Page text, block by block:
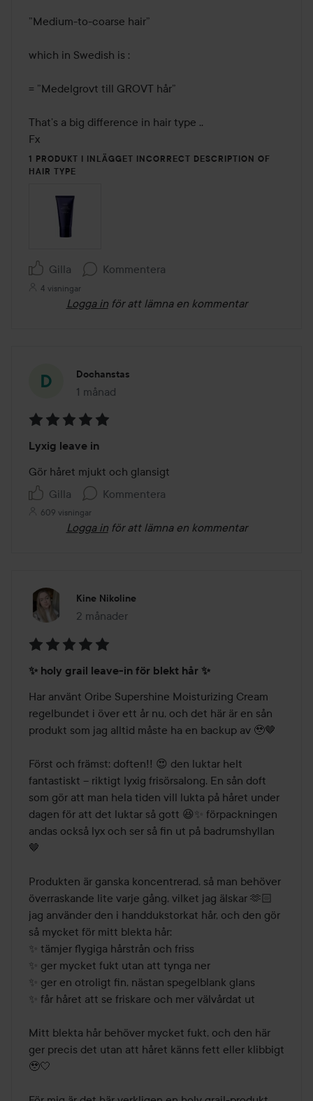
”Medium-to-coarse hair”
which in Swedish is :
= ”Medelgrovt till GROVT hår”
That’s a big difference in hair type ..
Fx
1 PRODUKT I INLÄGGET INCORRECT DESCRIPTION OF
HAIR TYPE
Gilla Kommentera
4 visningar
Logga in för att lämna en kommentar
Dochanstas
1 månad
Inlägget skapades 1 månad
5
av
5
Lyxig leave in
Gör håret mjukt och glansigt
Gilla
Kommentera
609 visningar
Logga in för att lämna en kommentar
Kine Nikoline
2 månader
Inlägget skapades 2 månader
5
av
5
✨ holy grail leave-in för blekt hår ✨
Har använt Oribe Supershine Moisturizing Cream
regelbundet i över ett år nu, och det här är en sån
produkt som jag alltid måste ha en backup av 🥹🤎
Först och främst: doften!! 😍 den luktar helt
fantastiskt – riktigt lyxig frisörsalong. En sån doft
som gör att man hela tiden vill lukta på håret under
dagen för att det luktar så gott 😆✨ förpackningen
andas också lyx och ser så fin ut på badrumshyllan
🤎
Produkten är ganska koncentrerad, så man behöver
överraskande lite varje gång, vilket jag älskar 🫶🏻
jag använder den i handdukstorkat hår, och den gör
så mycket för mitt blekta hår:
✨ tämjer flygiga hårstrån och friss
✨ ger mycket fukt utan att tynga ner
✨ ger en otroligt fin, nästan spegelblank glans
✨ får håret att se friskare och mer välvårdat ut
Mitt blekta hår behöver mycket fukt, och den här
ger precis det utan att håret känns fett eller klibbigt
🥹🤍